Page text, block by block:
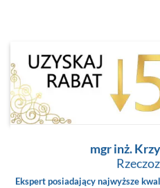
mgr inż.
Ekspert posiadający najwyższe